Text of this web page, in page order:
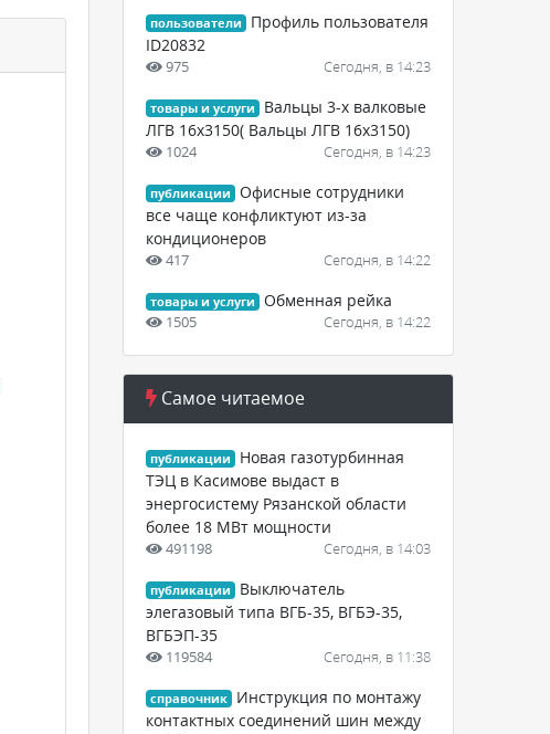
пользователи
Профиль пользователя
ID20832
975 Сегодня, в 14:23
товары и услуги
Вальцы 3-х валковые
ЛГВ 16х3150( Вальцы ЛГВ 16х3150)
1024 Сегодня, в 14:23
публикации
Офисные сотрудники
все чаще конфликтуют из-за
кондиционеров
417 Сегодня, в 14:22
товары и услуги Обменная рейка
1505 Сегодня, в 14:22
Самое читаемое
публикации
Новая газотурбинная
ТЭЦ в Касимове выдаст в
энергосистему Рязанской области
более 18 МВт мощности
491198 Сегодня, в 14:03
публикации
Выключатель
элегазовый типа ВГБ-35, ВГБЭ-35,
ВГБЭП-35
119584 Сегодня, в 11:38
справочник
Инструкция по монтажу
контактных соединений шин между